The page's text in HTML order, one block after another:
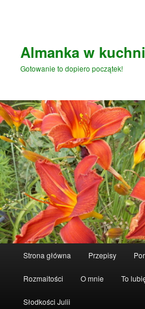
Almanka w
Gotowanie to dopiero początek!
Strona główna Przepisy
Rozmaitości O mnie To
Słodkości Julii